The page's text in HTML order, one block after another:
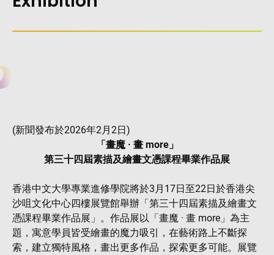
(新聞發布於2026年2月2日)
「畫魔 · 畫 more」
第三十四屆素描及繪畫文憑課程畢業作品展
香港中文大學專業進修學院將於3月17日至22日於香港尖
沙咀文化中心四樓展覽館舉辦「第三十四屆素描及繪畫文
憑課程畢業作品展」。作品展以「畫魔 · 畫 more」為主
題，寓意學員皆受繪畫的魔力吸引，在藝術路上不斷探
索，建立獨特風格，畫出更多作品，探索更多可能。展覽